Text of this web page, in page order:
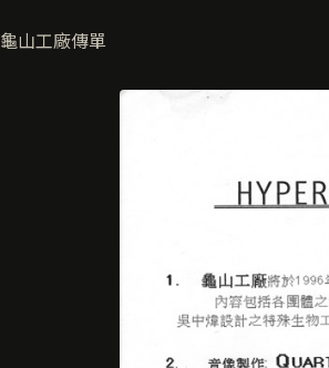
龜山工廠傳單